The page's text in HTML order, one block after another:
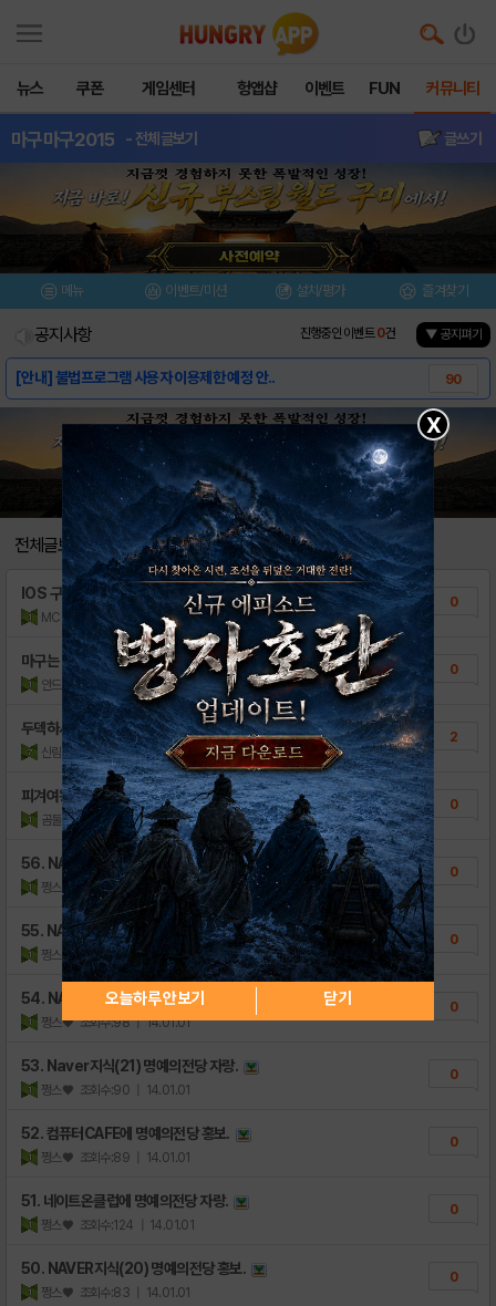
뉴스 쿠폰 게임센터 헝앱샵 이벤트 FUN 커뮤니티
마구마구2015 - 전체글보기 글쓰기
메뉴 이벤트/미션 설치/평가 즐겨찾기
공지사항 진행중인 이벤트0건 ▼ 공지펴기
[안내] 불법프로그램 사용자 이용제한 예정 안.. 90
[가이드] 마구마구 뉴가이드
[가이드] 마구마구 가이드
[정보] 가명선수들, 실제로는 누구?
[정보] 팀별 세트덱 정보 by ..
[정보] 구단별 레전,플레 현황 b..
[정보] 포지션, 연도별 고급 선수 현황 .. 22
[정보] 시즌2 업적 단계별 보상 by ..
전체글보기
IOS 구단커카 받아주실분 ㅠㅠ
MC깜씨 조회수:165 | 14.06.01
0
마구는 우천취소아님 KBO레전드지급!
안드로이드로접속중 조회수:178 | 14.04.17
0
두덱하시는분들
신림동베어스 조회수:153 | 14.02.24
2
피겨여왕 화이팅 레전드 게릴라 이벤트!
곰둘 조회수:180 | 14.02.20
0
56. NAVER지식(24) 명예의전당 자랑.
쩡스♥ 조회수:573 | 14.01.01
0
55. NAVER지식(23) 명예의전당 자랑.
쩡스♥ 조회수:118 | 14.01.01
0
54. NAVER지식(22) 명예의전당 자랑.
쩡스♥ 조회수:98 | 14.01.01
0
53. Naver지식(21) 명예의전당 자랑.
쩡스♥ 조회수:90 | 14.01.01
0
52. 컴퓨터CAFE에 명예의전당 홍보.
쩡스♥ 조회수:89 | 14.01.01
0
51. 네이트온클럽에 명예의전당 자랑.
쩡스♥ 조회수:124 | 14.01.01
0
50. NAVER지식(20) 명예의전당 홍보.
쩡스♥ 조회수:83 | 14.01.01
0
X
오늘하루 안보기 닫기